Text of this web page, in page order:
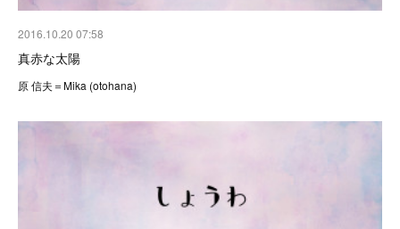
2016.10.20 07:58
真赤な太陽
原 信夫＝Mika (otohana)